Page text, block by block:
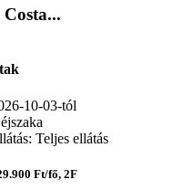
10-03-tól
Teljes ellátás
Ft/fő, 2F